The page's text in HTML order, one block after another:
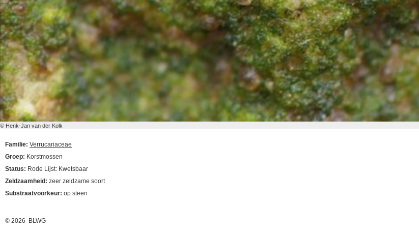
© Henk-Jan van der Kolk
Familie: Verrucariaceae
Groep: Korstmossen
Status: Rode Lijst: Kwetsbaar
Zeldzaamheid: zeer zeldzame soort
Substraatvoorkeur: op steen
© 2026 BLWG